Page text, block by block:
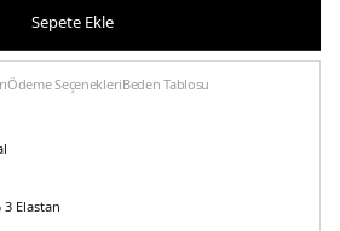
Sepete Ekle
Ödeme SeçenekleriBeden Tablosu
Elastan